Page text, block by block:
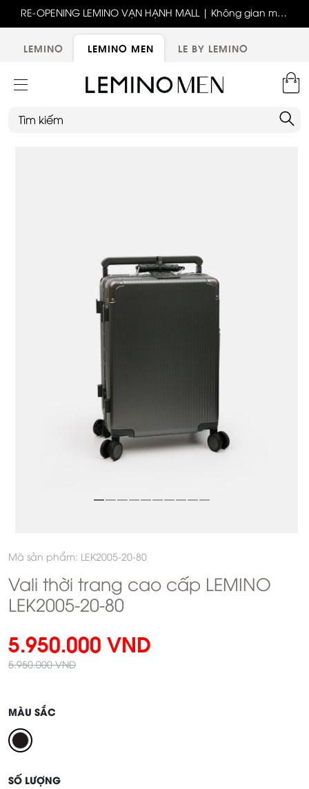
RE-OPENING LEMINO VẠN HẠNH MALL | Không gian mới,
trải nghiệm mới, ưu đãi tri ân đặc biệt
LEMINO
LEMINO MEN LE BY LEMINO
Mã sản phẩm: LEK2005-20-80
Vali thời trang cao cấp LEMINO
LEK2005-20-80
5.950.000 VND
5.950.000 VND
MÀU SẮC
SỐ LƯỢNG